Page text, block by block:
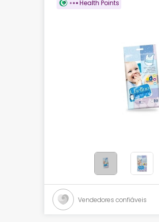
Cosmética
Cosmética natural
Promoções
Health Points
Vendedores confiáveis